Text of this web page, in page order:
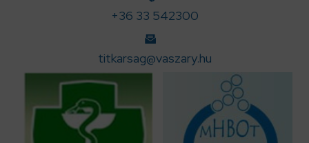
+36 33 542300
titkarsag@vaszary.hu